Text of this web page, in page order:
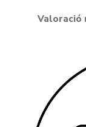
Valoració